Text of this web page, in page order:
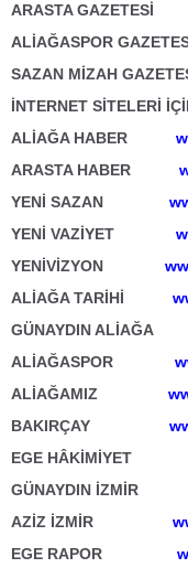
ARASTA
ALİAĞASPOR
SAZAN MİZAH
İNTERNET SİTELERİ
ALİAĞA HABER
ARASTA HABER
YENİ SAZAN
YENİ VAZİYET
YENİVİZYON
ALİAĞA TARİHİ
GÜNAYDIN ALİAĞA
ALİAĞASPOR
ALİAĞAMIZ
BAKIRÇAY
EGE HÂKİMİYET
GÜNAYDIN İZMİR
AZİZ İZMİR
EGE RAPOR